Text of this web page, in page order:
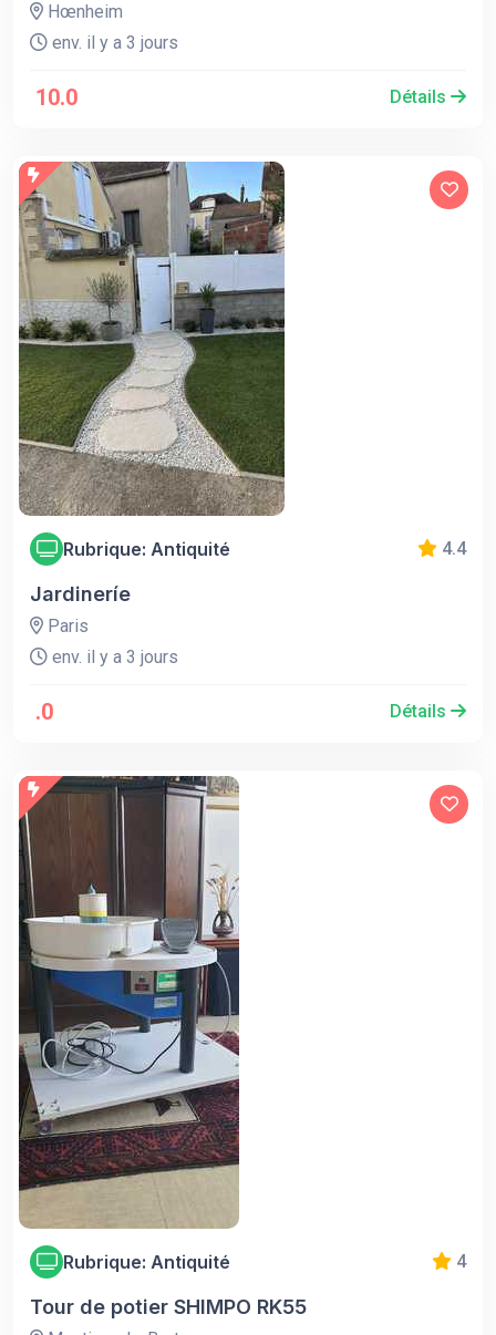
Hœnheim
env. il y a 3 jours
10.0 Détails
Rubrique: Antiquité 4.4
Jardineríe
Paris
env. il y a 3 jours
.0 Détails
Rubrique: Antiquité 4
Tour de potier SHIMPO RK55